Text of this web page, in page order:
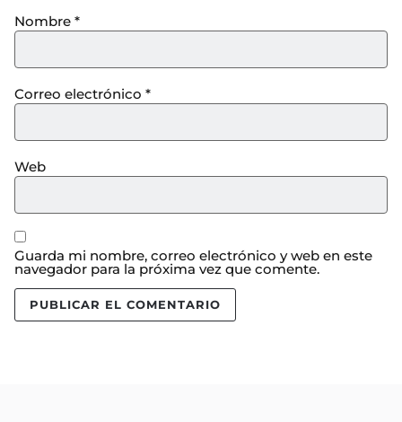
Nombre *
Correo electrónico *
Web
Guarda mi nombre, correo electrónico y web en este
navegador para la próxima vez que comente.